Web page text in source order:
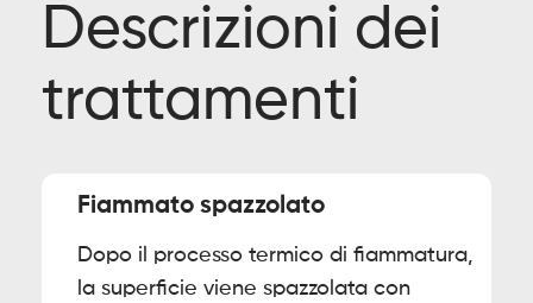
Descrizioni dei
trattamenti
Fiammato spazzolato
Dopo il processo termico di fiammatura,
la superficie viene spazzolata con